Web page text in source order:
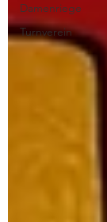
Damenriege
Turnverein